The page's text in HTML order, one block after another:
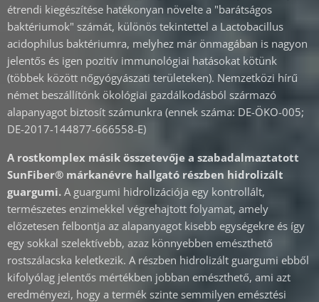
étrendi kiegészítése hatékonyan növelte a "barátságos
baktériumok" számát, különös tekintettel a Lactobacillus
acidophilus baktériumra, melyhez már önmagában is nagyon
jelentős és igen pozitív immunológiai hatásokat kötünk
(többek között nőgyógyászati területeken). Nemzetközi hírű
német beszállítónk ökológiai gazdálkodásból származó
alapanyagot biztosít számunkra (ennek száma: DE-ÖKO-005;
DE-2017-144877-666558-E)
A rostkomplex másik összetevője a szabadalmaztatott
SunFiber® márkanévre hallgató részben hidrolizált
guargumi. A guargumi hidrolizációja egy kontrollált,
természetes enzimekkel végrehajtott folyamat, amely
előzetesen felbontja az alapanyagot kisebb egységekre és így
egy sokkal szelektívebb, azaz könnyebben emészthető
rostszálacska keletkezik. A részben hidrolizált guargumi ebből
kifolyólag jelentős mértékben jobban emészthető, ami azt
eredményezi, hogy a termék szinte semmilyen emésztési